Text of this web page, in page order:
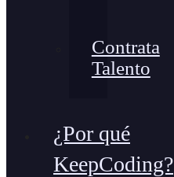
Contrata
Talento
¿Por qué
KeepCoding?